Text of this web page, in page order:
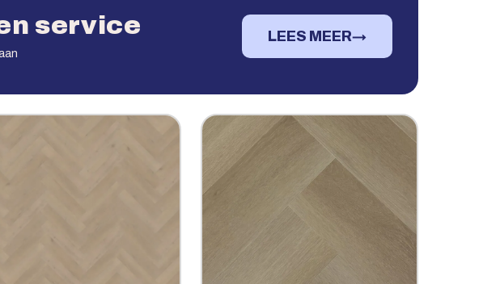
service LEES MEER→